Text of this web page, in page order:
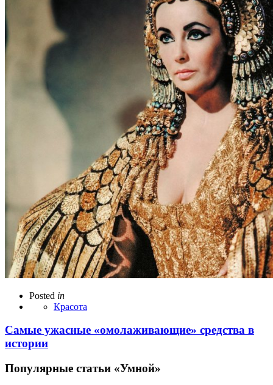
Posted in
Красота
Самые ужасные «омолаживающие» средства в
истории
Популярные статьи «Умной»